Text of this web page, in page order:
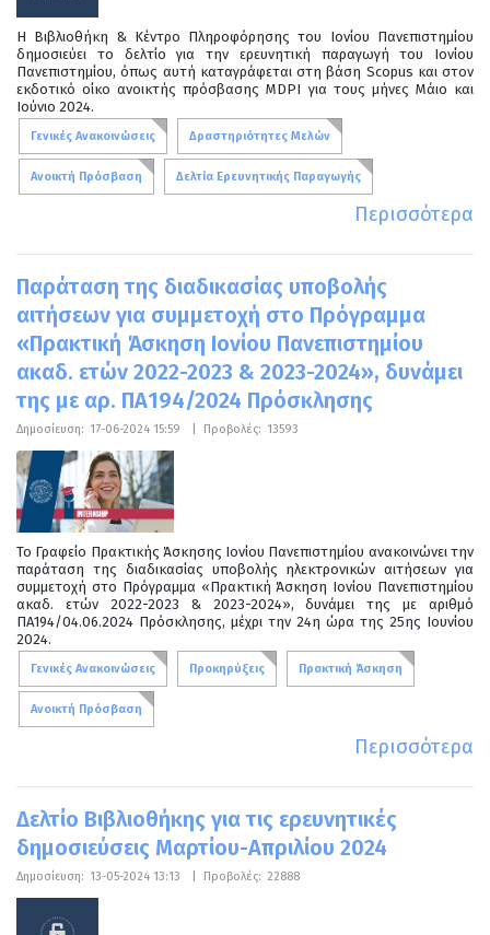
Η Βιβλιοθήκη & Κέντρο Πληροφόρησης του Ιονίου Πανεπιστημίου
δημοσιεύει το δελτίο για την ερευνητική παραγωγή του Ιονίου
Πανεπιστημίου, όπως αυτή καταγράφεται στη βάση Scopus και στον
εκδοτικό οίκο ανοικτής πρόσβασης MDPI για τους μήνες Μάιο και
Ιούνιο 2024.
Γενικές Ανακοινώσεις Δραστηριότητες Μελών
Ανοικτή Πρόσβαση Δελτία Ερευνητικής Παραγωγής
Περισσότερα
Παράταση της διαδικασίας υποβολής
αιτήσεων για συμμετοχή στο Πρόγραμμα
«Πρακτική Άσκηση Ιονίου Πανεπιστημίου
ακαδ. ετών 2022-2023 & 2023-2024», δυνάμει
της με αρ. ΠΑ194/2024 Πρόσκλησης
Δημοσίευση: 17-06-2024 15:59 Προβολές: 13593
Το Γραφείο Πρακτικής Άσκησης Ιονίου Πανεπιστημίου ανακοινώνει την
παράταση της διαδικασίας υποβολής ηλεκτρονικών αιτήσεων για
συμμετοχή στο Πρόγραμμα «Πρακτική Άσκηση Ιονίου Πανεπιστημίου
ακαδ. ετών 2022-2023 & 2023-2024», δυνάμει της με αριθμό
ΠΑ194/04.06.2024 Πρόσκλησης, μέχρι την 24η ώρα της 25ης Ιουνίου
2024.
Γενικές Ανακοινώσεις Προκηρύξεις Πρακτική Άσκηση
Ανοικτή Πρόσβαση
Περισσότερα
Δελτίο Βιβλιοθήκης για τις ερευνητικές
δημοσιεύσεις Μαρτίου-Απριλίου 2024
Δημοσίευση: 13-05-2024 13:13 Προβολές: 22888